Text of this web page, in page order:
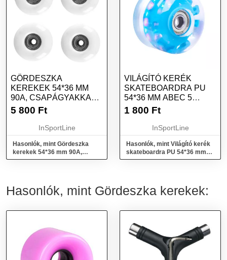
GÖRDESZKA
KEREKEK 54*36 MM
90A, CSAPÁGYAKKAL
ABEC 1 - 4 DB
5 800 Ft
InSportLine
Hasonlók, mint Gördeszka
kerekek 54*36 mm 90A,
csapágyakkal ABEC 1 - 4 db
VILÁGÍTÓ KERÉK
SKATEBOARDRA PU
54*36 MM ABEC 5
1 800 Ft
InSportLine
Hasonlók, mint Világító kerék
skateboardra PU 54*36 mm
ABEC 5 csapágyakkal kék
Hasonlók, mint Gördeszka kerekek: